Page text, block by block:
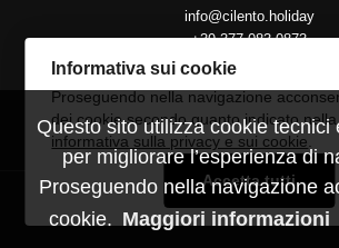
info@cilento.holiday
+39 377 083 0873
Questo sito utilizza cookie tecnici
per migliorare l’esperienza di
Proseguendo nella navigazione
cookie. Maggiori informazioni
Informativa sui cookie
Proseguendo nella navigazione
dei cookie secondo quanto indicato
informativa sulla privacy e sui cookie.
Accetta tutti